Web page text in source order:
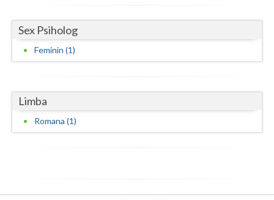
Sex Psiholog
Feminin (1)
Limba
Romana (1)